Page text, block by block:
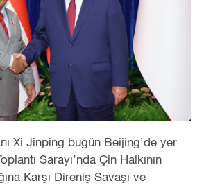
Xi Jinping bugün Beijing’de yer
Sarayı’nda Çin Halkının
Karşı Direniş Savaşı ve